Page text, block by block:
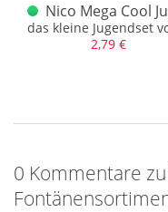
Nico Mega Cool
das kleine Jugendset
2,79 €
0 Kommentare zu